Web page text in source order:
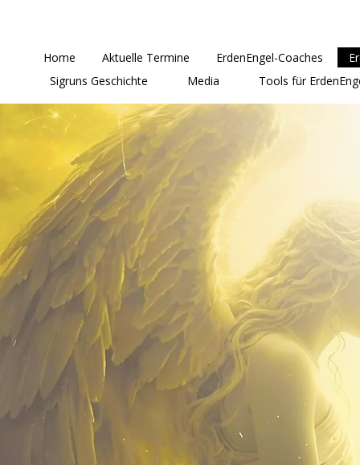
Home Aktuelle Termine ErdenEngel-Coaches
Sigruns Geschichte
Media Tools für